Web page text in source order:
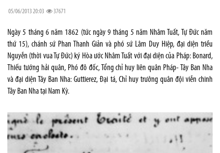
05/06/2013 20:03 37671
Ngày 5 tháng 6 năm 1862 (tức ngày 9 tháng 5 năm Nhâm Tuất, Tự Đức năm
thứ 15), chánh sứ Phan Thanh Giản và phó sứ Lâm Duy Hiệp, đại diện triều
Nguyễn (thời vua Tự Đức) ký Hòa ước Nhâm Tuất với đại diện của Pháp: Bonard,
Thiếu tướng hải quân, Phó đô đốc, Tổng chỉ huy liên quân Pháp- Tây Ban Nha
và đại diện Tây Ban Nha: Guttierez, Đại tá, Chỉ huy trưởng quân đội viễn chinh
Tây Ban Nha tại Nam Kỳ.